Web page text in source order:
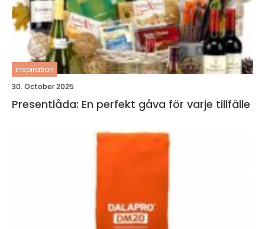
inspiration
30. October 2025
Presentlåda: En perfekt gåva för varje tillfälle